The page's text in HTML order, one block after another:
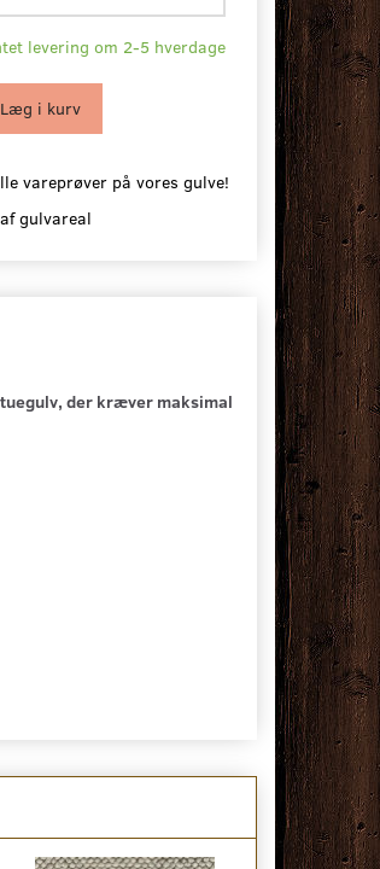
levering om 2-5 hverdage
Læg i kurv
vareprøver på vores gulve!
gulvareal
der kræver maksimal